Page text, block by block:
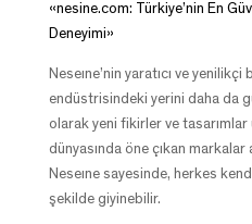
«nesine.com: Türkiye’nin En
Deneyimi»
Neseıne’nin yaratıcı ve yenilikçi
endüstrisindeki yerini daha da
olarak yeni fikirler ve
dünyasında öne çıkan markalar
Neseıne sayesinde, herkes
şekilde giyinebilir.